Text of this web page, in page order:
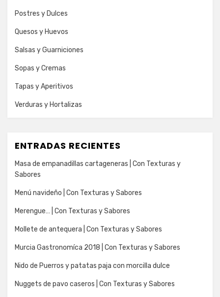
Postres y Dulces
Quesos y Huevos
Salsas y Guarniciones
Sopas y Cremas
Tapas y Aperitivos
Verduras y Hortalizas
ENTRADAS RECIENTES
Masa de empanadillas cartageneras | Con Texturas y
Sabores
Menú navideño | Con Texturas y Sabores
Merengue… | Con Texturas y Sabores
Mollete de antequera | Con Texturas y Sabores
Murcia Gastronomíca 2018 | Con Texturas y Sabores
Nido de Puerros y patatas paja con morcilla dulce
Nuggets de pavo caseros | Con Texturas y Sabores